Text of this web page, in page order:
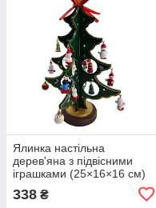
Ялинка настільна
дерев'яна з підвісними
іграшками (25×16×16 см)
338 ₴